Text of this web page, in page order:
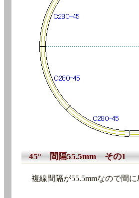
45° 間隔55.5mm その1
複線間隔が55.5mmなので間